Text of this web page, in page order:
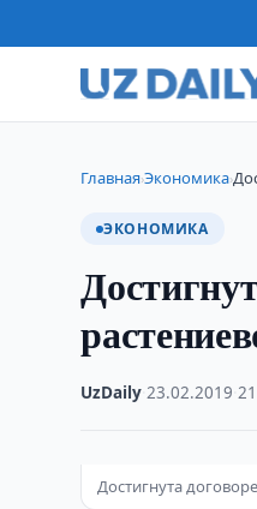
Главная›Экономика›
ЭКОНОМИКА
UzDaily ·23.02.2019 ·
Достигнута